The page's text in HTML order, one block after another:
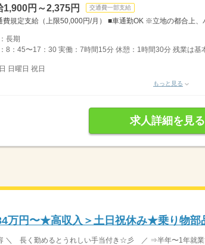
1,900円～2,375円 交通費一部支給
費規定支給（上限50,000円/月） ■車通勤OK ※立地の都合上、
：長期
8：45〜17：30 実働：7時間15分 休憩：1時間30分 残業は基
日曜日 祝日
もっと見る
求人詳細を見る
万円〜★高収入＞土日祝休み★乗り物部
＼ 長く勤めるとうれしい手当付き☆彡 ／ ⇒半年〜1年就業